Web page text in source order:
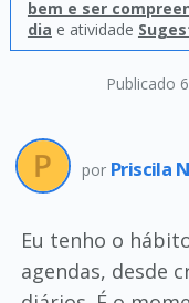
Publicado
bem e ser
dia e atividade
por Priscila
Eu tenho o
agendas, desde